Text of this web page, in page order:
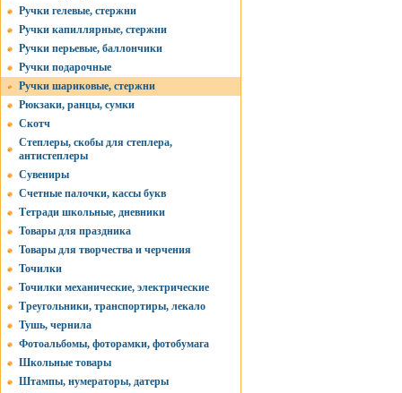
Ручки гелевые, стержни
Ручки капиллярные, стержни
Ручки перьевые, баллончики
Ручки подарочные
Ручки шариковые, стержни
Рюкзаки, ранцы, сумки
Скотч
Степлеры, скобы для степлера,
антистеплеры
Сувениры
Счетные палочки, кассы букв
Тетради школьные, дневники
Товары для праздника
Товары для творчества и черчения
Точилки
Точилки механические, электрические
Треугольники, транспортиры, лекало
Тушь, чернила
Фотоальбомы, фоторамки, фотобумага
Школьные товары
Штампы, нумераторы, датеры